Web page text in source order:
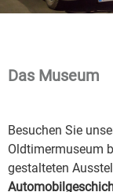
Das Museum
Besuchen Sie
Oldtimermuseum
gestalteten